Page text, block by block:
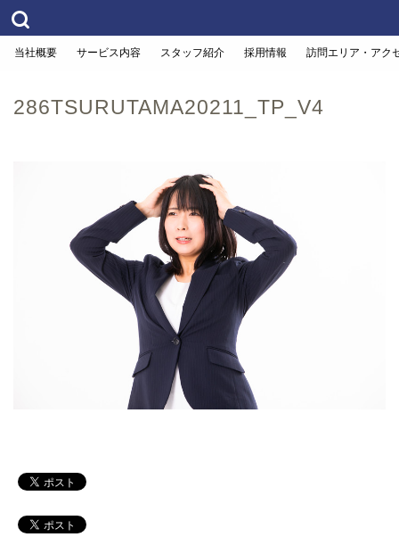
当社概要 サービス内容 スタッフ紹介 採用情報 訪問エリア・アク
286TSURUTAMA20211_TP_V4